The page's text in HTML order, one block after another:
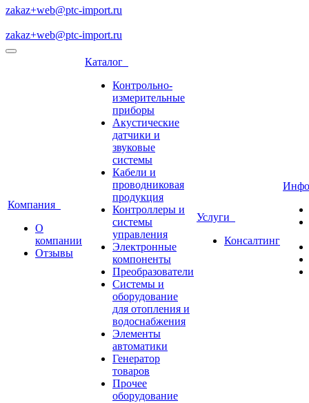
zakaz+web@ptc-import.ru
zakaz+web@ptc-import.ru
Компания
О
компании
Отзывы
Каталог
Контрольно-
измерительные
приборы
Акустические
датчики и
звуковые
системы
Кабели и
проводниковая
продукция
Контроллеры и
системы
управления
Электронные
компоненты
Преобразователи
Системы и
оборудование
для отопления и
водоснабжения
Элементы
автоматики
Генератор
товаров
Прочее
оборудование
Услуги
Консалтинг